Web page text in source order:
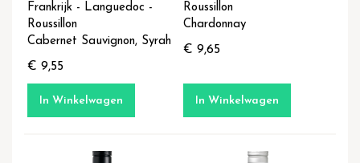
Frankrijk - Languedoc -
Roussillon
Cabernet Sauvignon, Syrah
€ 9,55
In Winkelwagen
Roussillon
Chardonnay
€ 9,65
In Winkelwagen